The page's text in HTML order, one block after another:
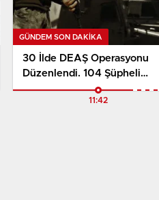
GÜNDEM SON DAKİKA
30 İlde DEAŞ Operasyonu
Düzenlendi. 104 Şüpheli
Gözaltına Alındı
11:42